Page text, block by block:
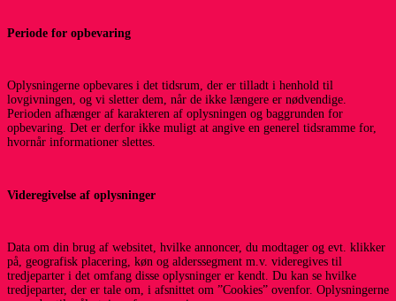
Periode for opbevaring
Oplysningerne opbevares i det tidsrum, der er tilladt i henhold til
lovgivningen, og vi sletter dem, når de ikke længere er nødvendige.
Perioden afhænger af karakteren af oplysningen og baggrunden for
opbevaring. Det er derfor ikke muligt at angive en generel tidsramme for,
hvornår informationer slettes.
Videregivelse af oplysninger
Data om din brug af websitet, hvilke annoncer, du modtager og evt. klikker
på, geografisk placering, køn og alderssegment m.v. videregives til
tredjeparter i det omfang disse oplysninger er kendt. Du kan se hvilke
tredjeparter, der er tale om, i afsnittet om ”Cookies” ovenfor. Oplysningerne